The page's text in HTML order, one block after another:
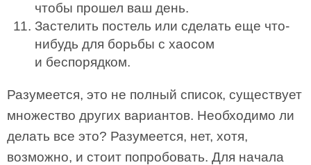
чтобы прошел ваш день.
Застелить постель или сделать еще что-
нибудь для борьбы с хаосом
и беспорядком.
Разумеется, это не полный список, существует
множество других вариантов. Необходимо ли
делать все это? Разумеется, нет, хотя,
возможно, и стоит попробовать. Для начала